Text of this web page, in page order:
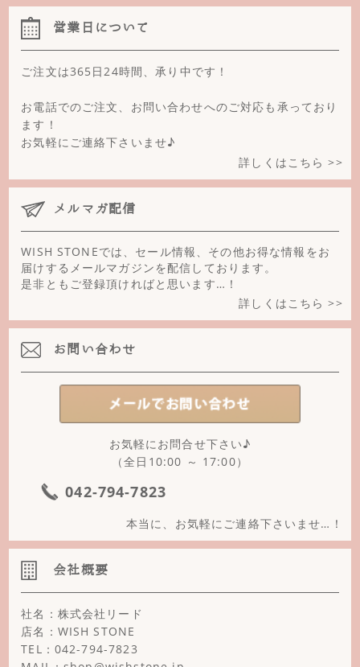
営業日について
ご注文は365日24時間、承り中です！
お電話でのご注文、お問い合わせへのご対応も承っており
ます！
お気軽にご連絡下さいませ♪
詳しくはこちら >>
メルマガ配信
WISH STONEでは、セール情報、その他お得な情報をお
届けするメールマガジンを配信しております。
是非ともご登録頂ければと思います…！
詳しくはこちら >>
お問い合わせ
お気軽にお問合せ下さい♪
（全日10:00 ～ 17:00）
042-794-7823
本当に、お気軽にご連絡下さいませ…！
会社概要
社名：株式会社リード
店名：WISH STONE
TEL：042-794-7823